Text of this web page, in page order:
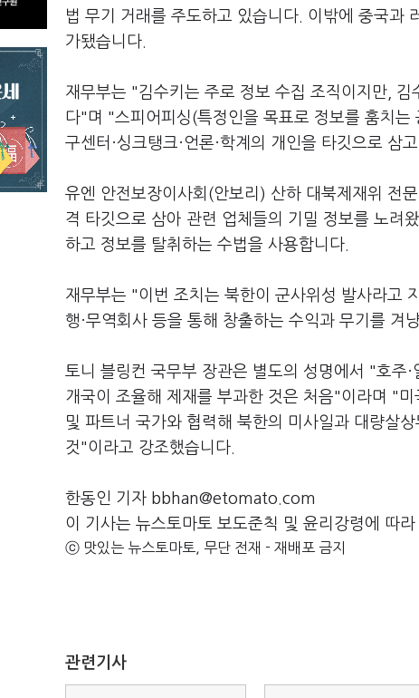
법 무기 거래를 주도하고 있습니다. 이밖에 중국과
가됐습니다.
재무부는 "김수키는 주로 정보 수집 조직이지만,
다"며 "스피어피싱(특정인을 목표로 정보를 훔치는
구센터·싱크탱크·언론·학계의 개인을 타깃으로 삼
유엔 안전보장이사회(안보리) 산하 대북제재위 전
격 타깃으로 삼아 관련 업체들의 기밀 정보를 노려
하고 정보를 탈취하는 수법을 사용합니다.
재무부는 "이번 조치는 북한이 군사위성 발사라고
행·무역회사 등을 통해 창출하는 수익과 무기를 겨
토니 블링컨 국무부 장관은 별도의 성명에서 "호주
개국이 조율해 제재를 부과한 것은 처음"이라며 "
및 파트너 국가와 협력해 북한의 미사일과 대량살
것"이라고 강조했습니다.
한동인 기자 bbhan@etomato.com
이 기사는 뉴스토마토 보도준칙 및 윤리강령에 따
ⓒ 맛있는 뉴스토마토, 무단 전재 - 재배포 금지
관련기사